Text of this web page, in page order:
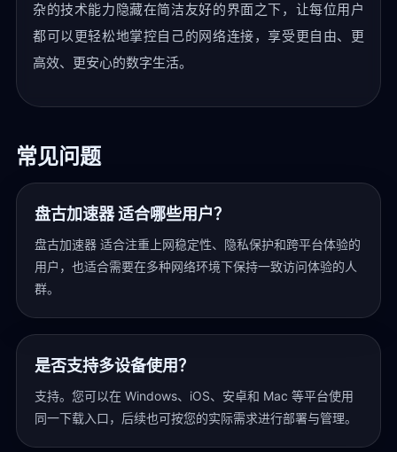
杂的技术能力隐藏在简洁友好的界面之下，让每位用户
都可以更轻松地掌控自己的网络连接，享受更自由、更
高效、更安心的数字生活。
常见问题
盘古加速器 适合哪些用户？
盘古加速器 适合注重上网稳定性、隐私保护和跨平台体验的
用户，也适合需要在多种网络环境下保持一致访问体验的人
群。
是否支持多设备使用？
支持。您可以在 Windows、iOS、安卓和 Mac 等平台使用
同一下载入口，后续也可按您的实际需求进行部署与管理。